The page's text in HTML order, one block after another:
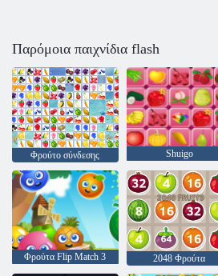
Παρόμοια παιχνίδια flash
Φρούτο σύνδεσης Shuigo
Φρούτα Flip Match 3 2048 Φρούτα